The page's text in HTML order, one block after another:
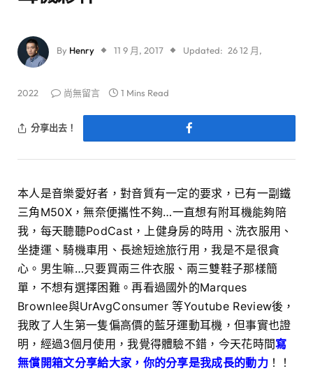
By Henry 11 9 月, 2017 Updated: 26 12 月,
2022 尚無留言 1 Mins Read
分享出去！
本人是音樂愛好者，對音質有一定的要求，已有一副鐵
三角M50X，無奈便攜性不夠…一直想有附耳機能夠陪
我，每天聽聽PodCast，上健身房的時用、洗衣服用、
坐捷運、騎機車用、長途短途旅行用，我是不是很貪
心。男生嘛…只要買兩三件衣服、兩三雙鞋子那樣簡
單，不想有選擇困難。再看過國外的Marques
Brownlee與UrAvgConsumer 等Youtube Review後，
我敗了人生第一隻偏高價的藍牙運動耳機，但事實也證
明，經過3個月使用，我覺得體驗不錯，今天花時間寫
無償開箱文分享給大家，你的分享是我成長的動力 ！！